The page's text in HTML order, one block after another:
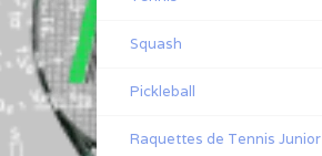
Squash
Pickleball
Raquettes de Tennis Junior